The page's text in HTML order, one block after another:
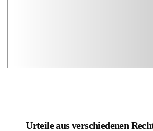
Urteile aus verschiedenen